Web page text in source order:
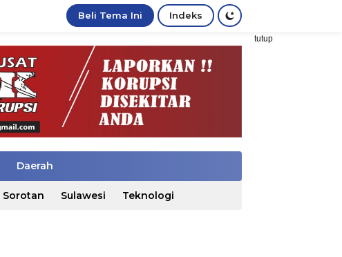
Beli Tema Ini Indeks
tutup
Daerah
Sorotan Sulawesi Teknologi